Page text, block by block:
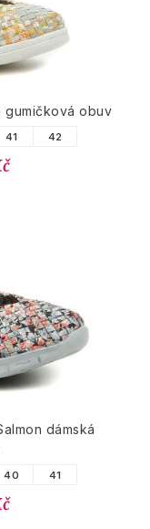
gumičková obuv
41 42
dámská
40 41